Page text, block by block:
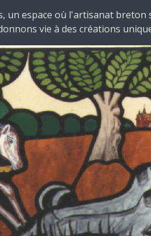
un espace où l'artisanat
vie à des créations